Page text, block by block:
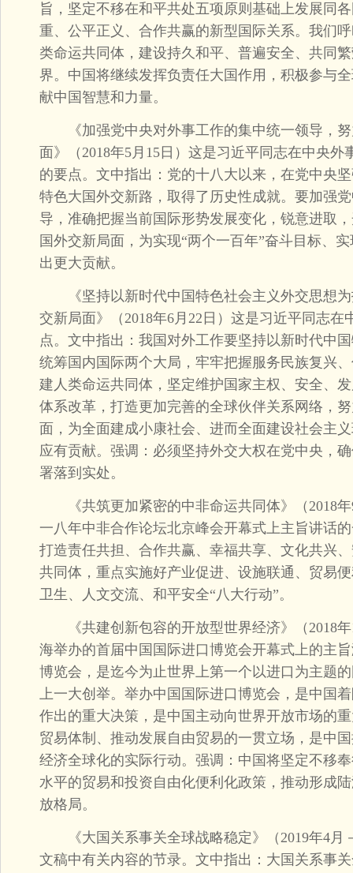
旨，坚定不移在和平共处五项原则基础上发展同
重、公平正义、合作共赢的新型国际关系。我们
类命运共同体，建设持久和平、普遍安全、共同
界。中国将继续发挥负责任大国作用，积极参与
献中国智慧和力量。
《加强党中央对外事工作的集中统一领导，努
面》（2018年5月15日）这是习近平同志在中央
的要点。文中指出：党的十八大以来，在党中央
特色大国外交新路，取得了历史性成就。要加强
导，准确把握当前国际形势发展变化，锐意进取
国外交新局面，为实现“两个一百年”奋斗目标、
出更大贡献。
《坚持以新时代中国特色社会主义外交思想为
交新局面》（2018年6月22日）这是习近平同志
点。文中指出：我国对外工作要坚持以新时代中
统筹国内国际两个大局，牢牢把握服务民族复兴
建人类命运共同体，坚定维护国家主权、安全、
体系改革，打造更加完善的全球伙伴关系网络，
面，为全面建成小康社会、进而全面建设社会主
应有贡献。强调：必须坚持外交大权在党中央，
署落到实处。
《共筑更加紧密的中非命运共同体》（2018年
一八年中非合作论坛北京峰会开幕式上主旨讲话
打造责任共担、合作共赢、幸福共享、文化共兴
共同体，重点实施好产业促进、设施联通、贸易
卫生、人文交流、和平安全“八大行动”。
《共建创新包容的开放型世界经济》（2018年
海举办的首届中国国际进口博览会开幕式上的主
博览会，是迄今为止世界上第一个以进口为主题
上一大创举。举办中国国际进口博览会，是中国
作出的重大决策，是中国主动向世界开放市场的
贸易体制、推动发展自由贸易的一贯立场，是中
经济全球化的实际行动。强调：中国将坚定不移
水平的贸易和投资自由化便利化政策，推动形成
放格局。
《大国关系事关全球战略稳定》（2019年4月
文稿中有关内容的节录。文中指出：大国关系事